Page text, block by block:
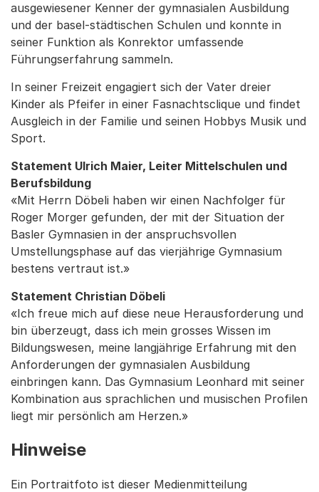
ausgewiesener Kenner der gymnasialen Ausbildung
und der basel-städtischen Schulen und konnte in
seiner Funktion als Konrektor umfassende
Führungserfahrung sammeln.
In seiner Freizeit engagiert sich der Vater dreier
Kinder als Pfeifer in einer Fasnachtsclique und findet
Ausgleich in der Familie und seinen Hobbys Musik und
Sport.
Statement Ulrich Maier, Leiter Mittelschulen und
Berufsbildung
«Mit Herrn Döbeli haben wir einen Nachfolger für
Roger Morger gefunden, der mit der Situation der
Basler Gymnasien in der anspruchsvollen
Umstellungsphase auf das vierjährige Gymnasium
bestens vertraut ist.»
Statement Christian Döbeli
«Ich freue mich auf diese neue Herausforderung und
bin überzeugt, dass ich mein grosses Wissen im
Bildungswesen, meine langjährige Erfahrung mit den
Anforderungen der gymnasialen Ausbildung
einbringen kann. Das Gymnasium Leonhard mit seiner
Kombination aus sprachlichen und musischen Profilen
liegt mir persönlich am Herzen.»
Hinweise
Ein Portraitfoto ist dieser Medienmitteilung